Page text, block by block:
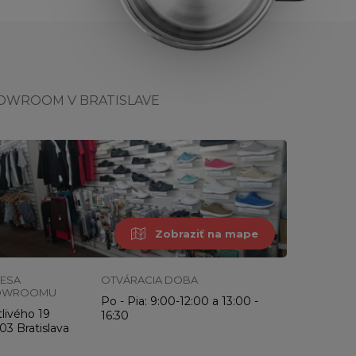
V BRATISLAVE
Zobraziť na mape
19
Bratislava
OTVÁRACIA DOBA
Po - Pia: 9:00-12:00 a 13:00 -
16:30